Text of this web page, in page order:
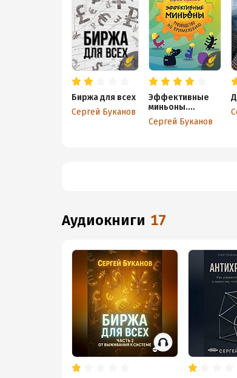
Биржа для всех
Сергей Буканов
Эффективные
миньоны.
Руководство по
применению
Сергей Буканов
аудиокниги 17